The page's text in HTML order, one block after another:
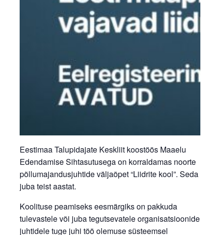
Eestimaa Talupidajate Keskliit koostöös Maaelu
Edendamise Sihtasutusega on korraldamas noorte
põllumajandusjuhtide väljaõpet “Liidrite kool”. Seda
juba teist aastat.
Koolituse peamiseks eesmärgiks on pakkuda
tulevastele või juba tegutsevatele organisatsioonide
juhtidele tuge juhi töö olemuse süsteemsel